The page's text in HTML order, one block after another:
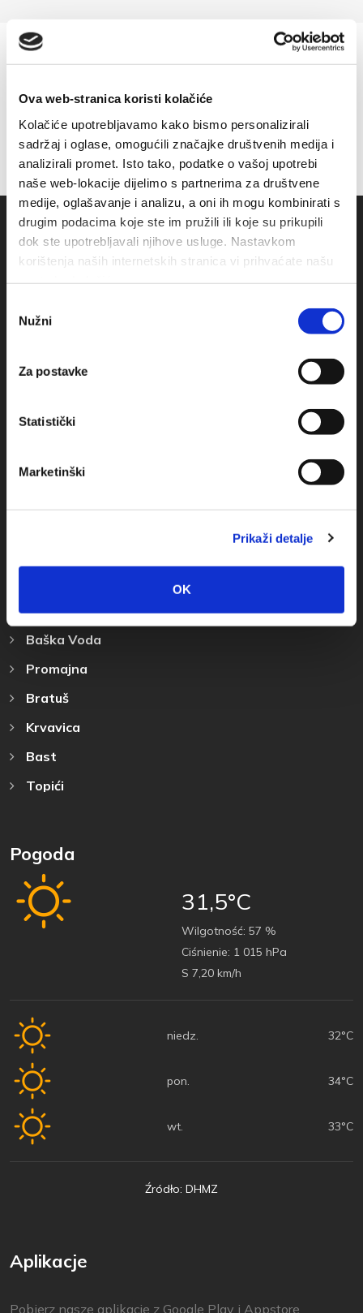
Ova web-stranica koristi kolačiće
Kolačiće upotrebljavamo kako bismo personalizirali
sadržaj i oglase, omogućili značajke društvenih medija i
analizirali promet. Isto tako, podatke o vašoj upotrebi
naše web-lokacije dijelimo s partnerima za društvene
medije, oglašavanje i analizu, a oni ih mogu kombinirati s
drugim podacima koje ste im pružili ili koje su prikupili
dok ste upotrebljavali njihove usluge. Nastavkom
korištenja naših internetskih stranica vi prihvaćate našu
pristanka
Nužni
Za postavke
Statistički
Marketinški
Prikaži detalje
OK
Obala sv. Nikole 31, Baška Voda
info@baskavoda.hr
Baška Voda
Promajna
Bratuš
Krvavica
Bast
Topići
Pogoda
31,5°C
Wilgotność: 57 %
Ciśnienie: 1 015 hPa
S 7,20 km/h
niedz. 32°C
pon. 34°C
wt. 33°C
Źródło: DHMZ
Aplikacje
Pobierz nasze aplikacje z Google Play i Appstore